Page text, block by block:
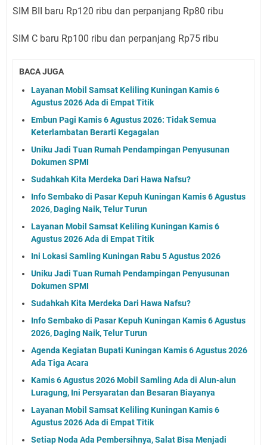
SIM BII baru Rp120 ribu dan perpanjang Rp80 ribu
SIM C baru Rp100 ribu dan perpanjang Rp75 ribu
BACA JUGA
Layanan Mobil Samsat Keliling Kuningan Kamis 6
Agustus 2026 Ada di Empat Titik
Embun Pagi Kamis 6 Agustus 2026: Tidak Semua
Keterlambatan Berarti Kegagalan
Uniku Jadi Tuan Rumah Pendampingan Penyusunan
Dokumen SPMI
Sudahkah Kita Merdeka Dari Hawa Nafsu?
Info Sembako di Pasar Kepuh Kuningan Kamis 6 Agustus
2026, Daging Naik, Telur Turun
Layanan Mobil Samsat Keliling Kuningan Kamis 6
Agustus 2026 Ada di Empat Titik
Ini Lokasi Samling Kuningan Rabu 5 Agustus 2026
Uniku Jadi Tuan Rumah Pendampingan Penyusunan
Dokumen SPMI
Sudahkah Kita Merdeka Dari Hawa Nafsu?
Info Sembako di Pasar Kepuh Kuningan Kamis 6 Agustus
2026, Daging Naik, Telur Turun
Agenda Kegiatan Bupati Kuningan Kamis 6 Agustus 2026
Ada Tiga Acara
Kamis 6 Agustus 2026 Mobil Samling Ada di Alun-alun
Luragung, Ini Persyaratan dan Besaran Biayanya
Layanan Mobil Samsat Keliling Kuningan Kamis 6
Agustus 2026 Ada di Empat Titik
Setiap Noda Ada Pembersihnya, Salat Bisa Menjadi